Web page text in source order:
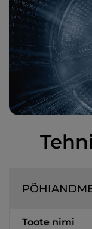
Toote nimi